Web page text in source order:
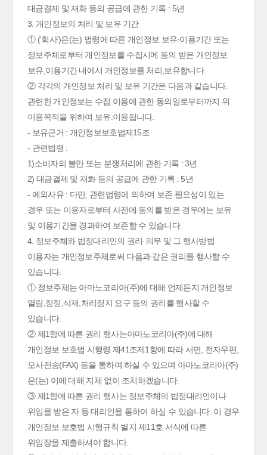
대금결제 및 재화 등의 공급에 관한 기록 : 5년
3. 개인정보의 처리 및 보유 기간
① ('회사')은(는) 법령에 따른 개인정보 보유·이용기간 또는
정보주체로부터 개인정보를 수집시에 동의 받은 개인정보
보유,이용기간 내에서 개인정보를 처리,보유합니다.
② 각각의 개인정보 처리 및 보유 기간은 다음과 같습니다.
관련한 개인정보는 수집.이용에 관한 동의일로부터까지 위
이용목적을 위하여 보유.이용됩니다.
- 보유근거 : 개인정보보호법제15조
- 관련법령 :
1)소비자의 불만 또는 분쟁처리에 관한 기록 : 3년
2) 대금결제 및 재화 등의 공급에 관한 기록 : 5년
- 예외사유 : 다만, 관련법령에 의하여 보존 필요성이 있는
경우 또는 이용자로부터 사전에 동의를 받은 경우에는 보유
및 이용기간을 경과하여 보존할 수 있습니다.
4. 정보주체와 법정대리인의 권리·의무 및 그 행사방법
이용자는 개인정보주체로써 다음과 같은 권리를 행사할 수
있습니다.
① 정보주체는 아마노코리아(주)에 대해 언제든지 개인정보
열람,정정,삭제,처리정지 요구 등의 권리를 행사할 수
있습니다.
② 제1항에 따른 권리 행사는아마노코리아(주)에 대해
개인정보 보호법 시행령 제41조제1항에 따라 서면, 전자우편,
모사전송(FAX) 등을 통하여 하실 수 있으며 아마노코리아(주)
은(는) 이에 대해 지체 없이 조치하겠습니다.
③ 제1항에 따른 권리 행사는 정보주체의 법정대리인이나
위임을 받은 자 등 대리인을 통하여 하실 수 있습니다. 이 경우
개인정보 보호법 시행규칙 별지 제11호 서식에 따른
위임장을 제출하셔야 합니다.